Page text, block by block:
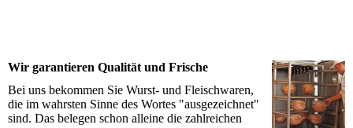
Wir garantieren Qualität und Frische
Bei uns bekommen Sie Wurst- und Fleischwaren,
die im wahrsten Sinne des Wortes "ausgezeichnet"
sind. Das belegen schon alleine die zahlreichen